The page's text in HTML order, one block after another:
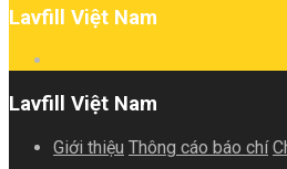
Lavfill Việt Nam
Lavfill Việt Nam
Giới thiệu Thông cáo báo chí